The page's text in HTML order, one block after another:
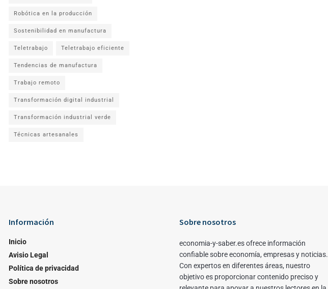
Robótica en la producción
Sostenibilidad en manufactura
Teletrabajo Teletrabajo eficiente
Tendencias de manufactura
Trabajo remoto
Transformación digital industrial
Transformación industrial verde
Técnicas artesanales
Información
Inicio
Avisio Legal
Política de privacidad
Sobre nosotros
Sobre nosotros
economia-y-saber.es ofrece información
confiable sobre economía, empresas y noticias.
Con expertos en diferentes áreas, nuestro
objetivo es proporcionar contenido preciso y